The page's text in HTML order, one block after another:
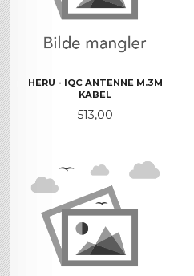
HERU - IQC ANTENNE M.3M
KABEL
Pris
513,00